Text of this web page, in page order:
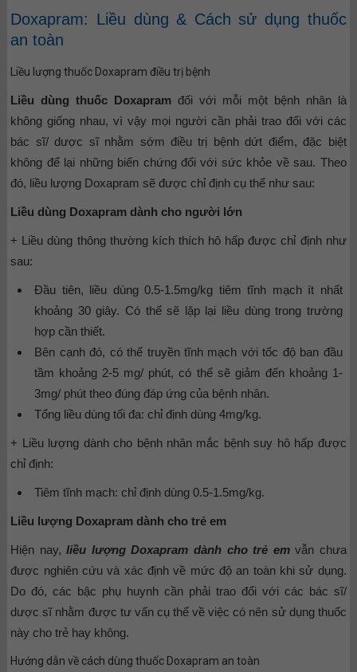
Doxapram: Liều dùng & Cách sử dụng thuốc
an toàn
Liều lượng thuốc Doxapram điều trị bệnh
Liều dùng thuốc Doxapram đối với mỗi một bệnh nhân là
không giống nhau, vì vậy mọi người cần phải trao đổi với các
bác sĩ/ dược sĩ nhằm sớm điều trị bệnh dứt điểm, đặc biệt
không để lại những biến chứng đối với sức khỏe về sau. Theo
đó, liều lượng Doxapram sẽ được chỉ định cụ thể như sau:
Liều dùng Doxapram dành cho người lớn
+ Liều dùng thông thường kích thích hô hấp được chỉ định như
sau:
Đầu tiên, liều dùng 0.5-1.5mg/kg tiêm tĩnh mạch ít nhất
khoảng 30 giây. Có thể sẽ lặp lại liều dùng trong trường
hợp cần thiết.
Bên cạnh đó, có thể truyền tĩnh mạch với tốc độ ban đầu
tầm khoảng 2-5 mg/ phút, có thể sẽ giảm đến khoảng 1-
3mg/ phút theo đúng đáp ứng của bệnh nhân.
Tổng liều dùng tối đa: chỉ định dùng 4mg/kg.
+ Liều lượng dành cho bệnh nhân mắc bệnh suy hô hấp được
chỉ định:
Tiêm tĩnh mạch: chỉ định dùng 0.5-1.5mg/kg.
Liều lượng Doxapram dành cho trẻ em
Hiện nay,liều lượng Doxapram dành cho trẻ emvẫn chưa
được nghiên cứu và xác định về mức độ an toàn khi sử dụng.
Do đó, các bậc phụ huynh cần phải trao đổi với các bác sĩ/
dược sĩ nhằm được tư vấn cụ thể về việc có nên sử dụng thuốc
này cho trẻ hay không.
Hướng dẫn về cách dùng thuốc Doxapram an toàn